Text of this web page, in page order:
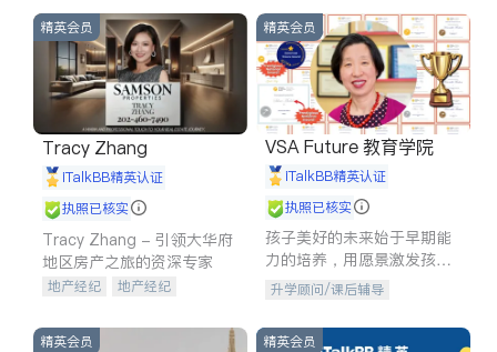
精英会员
Tracy Zhang
iTalkBB精英认证
执照已核实
Tracy Zhang - 引领大华府
地区房产之旅的资深专家
地产经纪
地产经纪
商铺租售
精英会员
VSA Future 教育学院
iTalkBB精英认证
执照已核实
孩子美好的未来始于早期能
力的培养，用愿景激发孩子
的学习潜力和动力。理念：
拥有成长型心态是成功的基
石。
升学顾问/课后辅导
精英会员 精英会员